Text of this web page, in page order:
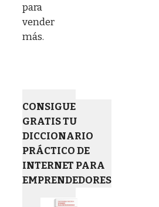
para
vender
más.
CONSIGUE
GRATIS TU
DICCIONARIO
PRÁCTICO DE
INTERNET PARA
EMPRENDEDORES